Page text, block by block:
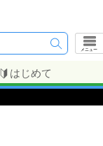
メニュー
はじめて